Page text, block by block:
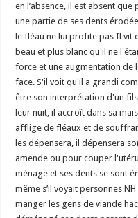
en l’absence, il est absent
une partie de ses dents
le fléau ne lui profite pas Il vit
beau et plus blanc qu'il ne
force et une augmentation de
face. S'il voit qu'il a grandi
être son interprétation d'un
leur nuit, il accroît dans sa
afflige de fléaux et de
les dépensera, il dépensera
amende ou pour couper
ménage et ses dents se sont
même s’il voyait personnes
manger les gens de viande